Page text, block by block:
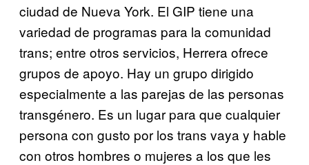
ciudad de Nueva York. El GIP tiene una
variedad de programas para la comunidad
trans; entre otros servicios, Herrera ofrece
grupos de apoyo. Hay un grupo dirigido
especialmente a las parejas de las personas
transgénero. Es un lugar para que cualquier
persona con gusto por los trans vaya y hable
con otros hombres o mujeres a los que les